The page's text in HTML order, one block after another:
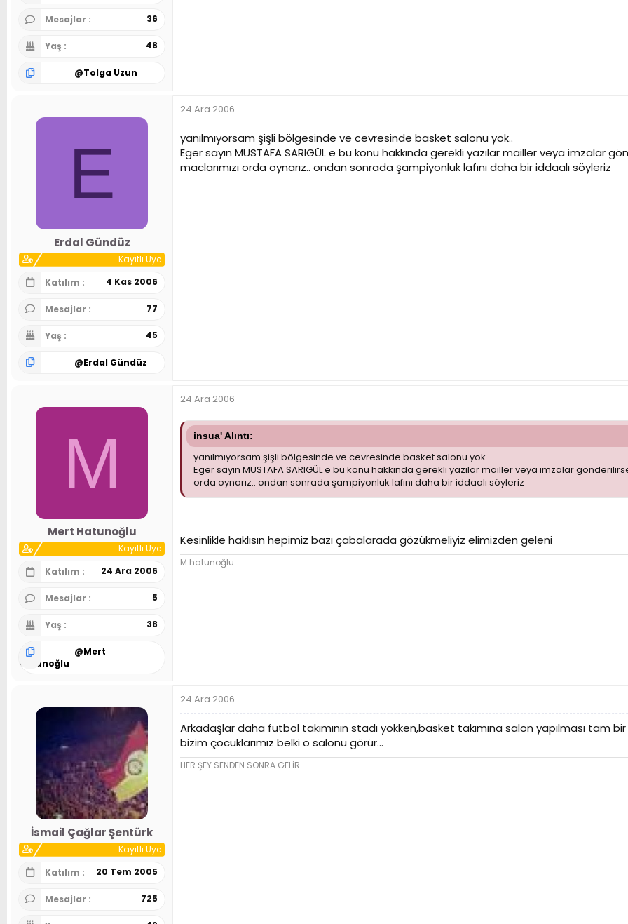
Mesajlar 36
Yaş 48
@Tolga Uzun
E
Erdal Gündüz
Kayıtlı Üye
Katılım
4 Kas 2006
Mesajlar 77
Yaş 45
@Erdal Gündüz
24 Ara 2006
yanılmıyorsam şişli bölgesinde ve cevresinde basket salonu yok..
Eger sayın MUSTAFA SARIGÜL e bu konu hakkında gerekli yazılar mailler veya imzalar
maclarımızı orda oynarız.. ondan sonrada şampiyonluk lafını daha bir iddaalı söyleriz
M
Mert Hatunoğlu
Kayıtlı Üye
Katılım
24 Ara 2006
Mesajlar 5
Yaş 38
@Mert
Hatunoğlu
24 Ara 2006
insua' Alıntı:
yanılmıyorsam şişli bölgesinde ve cevresinde basket salonu yok..
Eger sayın MUSTAFA SARIGÜL e bu konu hakkında gerekli yazılar mailler veya imzalar
orda oynarız.. ondan sonrada şampiyonluk lafını daha bir iddaalı söyleriz
Kesinlikle haklısın hepimiz bazı çabalarada gözükmeliyiz elimizden geleni
M.hatunoğlu
İsmail Çağlar Şentürk
Kayıtlı Üye
Katılım
20 Tem 2005
Mesajlar 725
24 Ara 2006
Arkadaşlar daha futbol takımının stadı yokken,basket takımına salon yapılması tam
bizim çocuklarımız belki o salonu görür...
HER ŞEY SENDEN SONRA GELİR